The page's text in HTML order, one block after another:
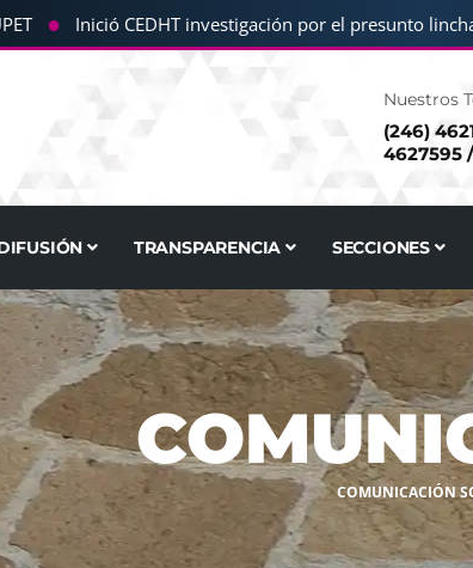
● Inició CEDHT investigación por el presunto
Nuestros
(246)
4627595
TRANSPARENCIA SECCIONES
COMUNICACIÓN